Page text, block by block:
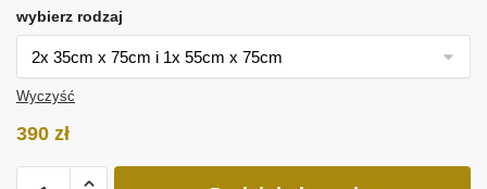
wybierz rodzaj
Wyczyść
390 zł